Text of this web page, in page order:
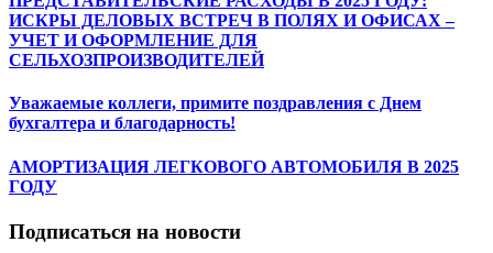
ИСКРЫ ДЕЛОВЫХ ВСТРЕЧ В ПОЛЯХ И ОФИСАХ –
УЧЕТ И ОФОРМЛЕНИЕ ДЛЯ
СЕЛЬХОЗПРОИЗВОДИТЕЛЕЙ
Уважаемые коллеги, примите поздравления с Днем
бухгалтера и благодарность!
АМОРТИЗАЦИЯ ЛЕГКОВОГО АВТОМОБИЛЯ В 2025
ГОДУ
Подписаться на новости